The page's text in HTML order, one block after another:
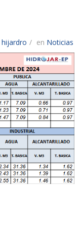
hijardro en Noticias